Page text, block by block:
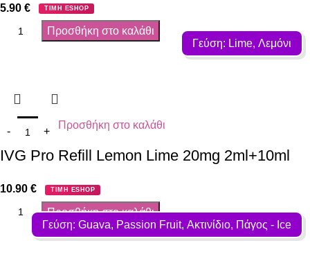
5.90 € ΤΙΜΗ ESHOP
Προσθήκη στο καλάθι
Γεύση: Lime, Λεμόνι
Προσθήκη στο καλάθι
IVG Pro Refill Lemon Lime 20mg 2ml+10ml
10.90 € ΤΙΜΗ ESHOP
Προσθήκη στο καλάθι
Γεύση: Guava, Passion Fruit, Ακτινίδιο, Πάγος - Ιce